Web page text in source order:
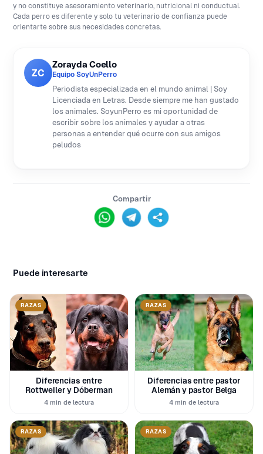
y no constituye asesoramiento veterinario, nutricional ni conductual.
Cada perro es diferente y solo tu veterinario de confianza puede
orientarte sobre sus necesidades concretas.
ZC
Zorayda Coello
Equipo SoyUnPerro
Periodista especializada en el mundo animal | Soy
Licenciada en Letras. Desde siempre me han gustado
los animales. SoyunPerro es mi oportunidad de
escribir sobre los animales y ayudar a otras
personas a entender qué ocurre con sus amigos
peludos
Compartir
Puede interesarte
RAZAS
Diferencias entre
Rottweiler y Dóberman
4 min de lectura
RAZAS
Diferencias entre pastor
Alemán y pastor Belga
4 min de lectura
RAZAS RAZAS